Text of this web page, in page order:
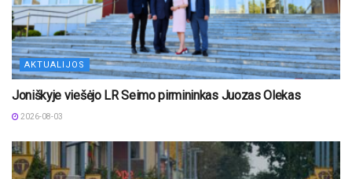
AKTUALIJOS
Joniškyje viešėjo LR Seimo pirmininkas Juozas Olekas
2026-08-03